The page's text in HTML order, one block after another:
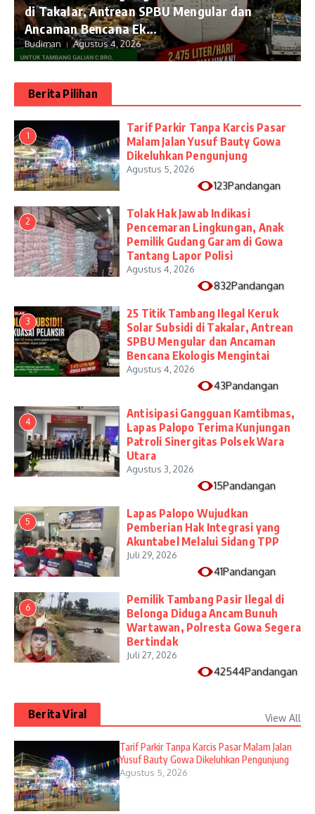
di Takalar, Antrean SPBU Mengular dan
Ancaman Bencana Ek...
Budiman Agustus 4, 2026
Berita Pilihan
1
Tarif Parkir Tanpa Karcis Pasar
Malam Jalan Yusuf Bauty Gowa
Dikeluhkan Pengunjung
Agustus 5, 2026
123Pandangan
2
Tolak Hak Jawab Indikasi
Pencemaran Lingkungan, Anak
Pemilik Gudang Garam di Gowa
Tantang Lapor Polisi
Agustus 4, 2026
832Pandangan
3
25 Titik Tambang Ilegal Keruk
Solar Subsidi di Takalar, Antrean
SPBU Mengular dan Ancaman
Bencana Ekologis Mengintai
Agustus 4, 2026
43Pandangan
4
Antisipasi Gangguan Kamtibmas,
Lapas Palopo Terima Kunjungan
Patroli Sinergitas Polsek Wara
Utara
Agustus 3, 2026
15Pandangan
5
Lapas Palopo Wujudkan
Pemberian Hak Integrasi yang
Akuntabel Melalui Sidang TPP
Juli 29, 2026
41Pandangan
6
Pemilik Tambang Pasir Ilegal di
Belonga Diduga Ancam Bunuh
Wartawan, Polresta Gowa Segera
Bertindak
Juli 27, 2026
42544Pandangan
Berita Viral View All
Tarif Parkir Tanpa Karcis Pasar Malam Jalan
Yusuf Bauty Gowa Dikeluhkan Pengunjung
Agustus 5, 2026